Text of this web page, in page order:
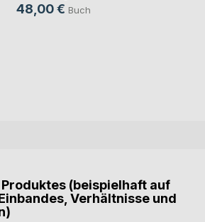
48,00 € Buch
(beispielhaft auf
Verhältnisse und